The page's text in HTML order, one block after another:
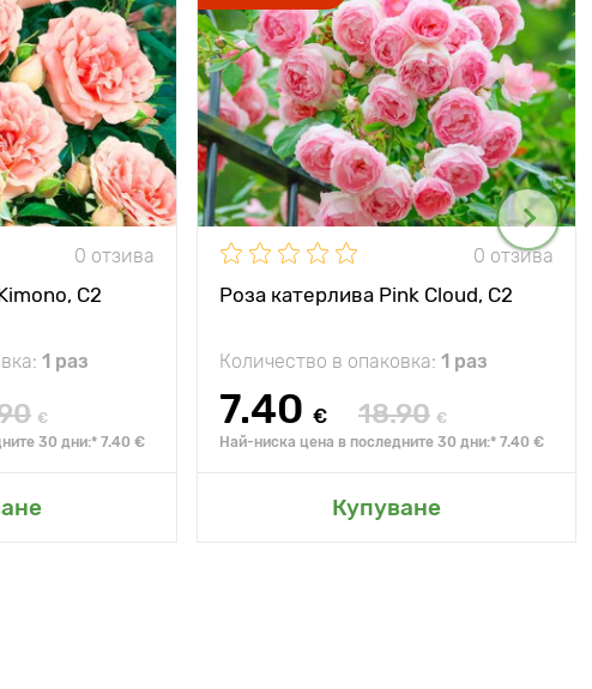
0 отзива
C2
1 раз
€
30 дни:* 7.40 €
0 отзива
Роза катерлива Pink Cloud, C2
Количество в опаковка: 1 раз
7.40 € 18.90 €
Най-ниска цена в последните 30 дни:* 7.40 €
Купуване